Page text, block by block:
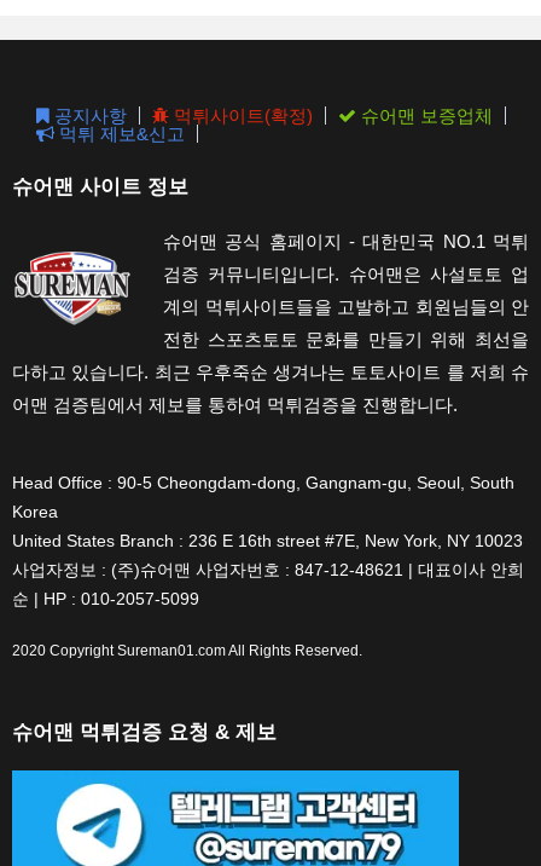
공지사항 먹튀사이트(확정)
슈어맨 보증업체
먹튀 제보&신고
슈어맨 사이트 정보
슈어맨 공식 홈페이지 - 대한민국 NO.1 먹튀
검증 커뮤니티입니다. 슈어맨은 사설토토 업
계의 먹튀사이트들을 고발하고 회원님들의 안
전한 스포츠토토 문화를 만들기 위해 최선을
다하고 있습니다. 최근 우후죽순 생겨나는 토토사이트 를 저희 슈
어맨 검증팀에서 제보를 통하여 먹튀검증을 진행합니다.
Head Office : 90-5 Cheongdam-dong, Gangnam-gu, Seoul, South
Korea
United States Branch : 236 E 16th street #7E, New York, NY 10023
사업자정보 : (주)슈어맨 사업자번호 : 847-12-48621 | 대표이사 안희
순 | HP : 010-2057-5099
2020 CopyrightSureman01.comAll Rights Reserved.
슈어맨 먹튀검증 요청 & 제보